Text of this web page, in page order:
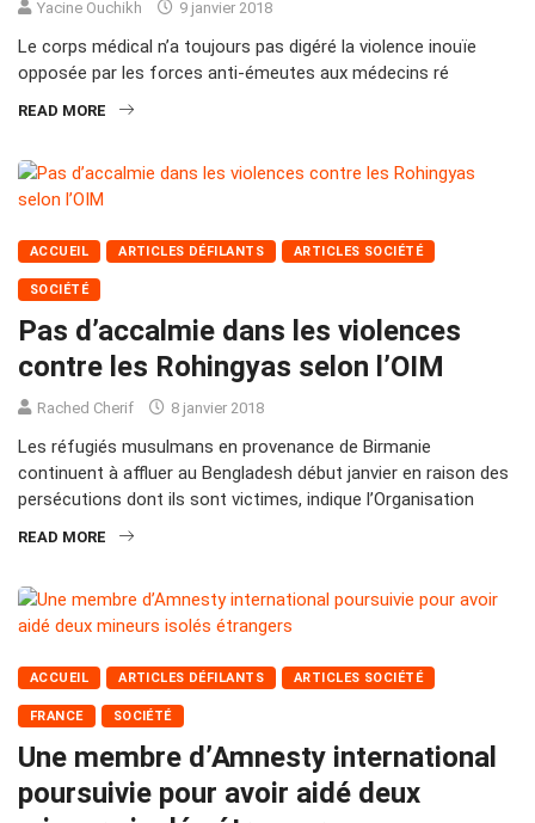
Yacine Ouchikh 9 janvier 2018
Le corps médical n’a toujours pas digéré la violence inouïe
opposée par les forces anti-émeutes aux médecins ré
READ MORE
ACCUEIL ARTICLES DÉFILANTS ARTICLES SOCIÉTÉ
SOCIÉTÉ
Pas d’accalmie dans les violences
contre les Rohingyas selon l’OIM
Rached Cherif 8 janvier 2018
Les réfugiés musulmans en provenance de Birmanie
continuent à affluer au Bengladesh début janvier en raison des
persécutions dont ils sont victimes, indique l’Organisation
READ MORE
ACCUEIL ARTICLES DÉFILANTS ARTICLES SOCIÉTÉ
FRANCE SOCIÉTÉ
Une membre d’Amnesty international
poursuivie pour avoir aidé deux